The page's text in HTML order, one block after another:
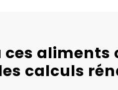
aliments
calculs